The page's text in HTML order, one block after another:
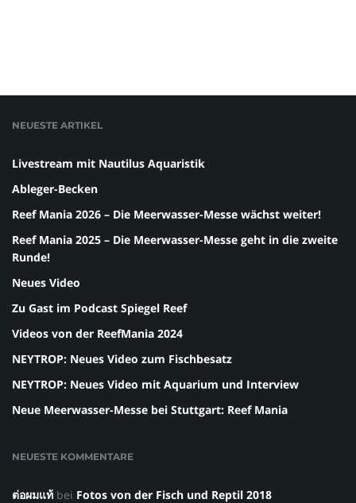
NEUESTE ARTIKEL
Livestream mit Nautilus Aquaristik
Ableger-Becken
Reef Mania 2026 – Die Meerwasser-Messe wächst weiter!
Reef Mania 2025 – Die Meerwasser-Messe geht in die zweite
Runde!
Neues Video
Zu Gast im Podcast Spiegel Reef
Videos von der ReefMania 2024
NEYTROP: Neues Video zum Fischbesatz
NEYTROP: Neues Video mit Aquarium und Interview
Neue Meerwasser-Messe bei Stuttgart: Reef Mania
NEUESTE KOMMENTARE
ต่อผมแท้ bei Fotos von der Fisch und Reptil 2018